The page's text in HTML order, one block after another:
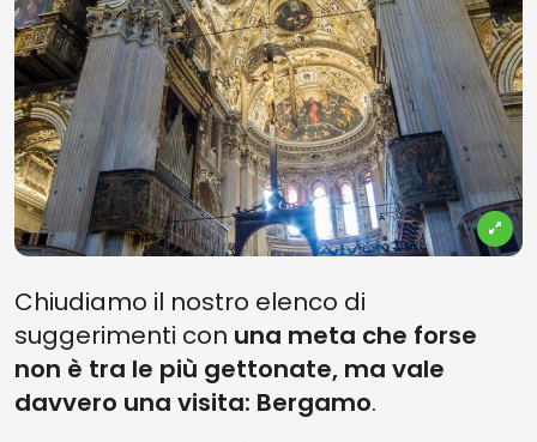
Chiudiamo il nostro elenco di
suggerimenti con una meta che forse
non è tra le più gettonate, ma vale
davvero una visita: Bergamo.